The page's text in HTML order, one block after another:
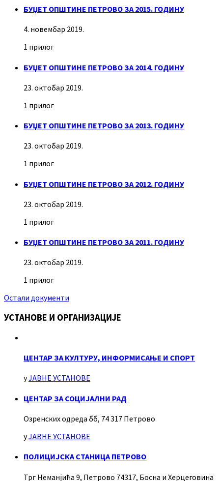
БУЏЕТ ОПШТИНЕ ПЕТРОВО ЗА 2015. ГОДИНУ
4. новембар 2019.
1 прилог
БУЏЕТ ОПШТИНЕ ПЕТРОВО ЗА 2014. ГОДИНУ
23. октобар 2019.
1 прилог
БУЏЕТ ОПШТИНЕ ПЕТРОВО ЗА 2013. ГОДИНУ
23. октобар 2019.
1 прилог
БУЏЕТ ОПШТИНЕ ПЕТРОВО ЗА 2012. ГОДИНУ
23. октобар 2019.
1 прилог
БУЏЕТ ОПШТИНЕ ПЕТРОВО ЗА 2011. ГОДИНУ
23. октобар 2019.
1 прилог
Остали документи
УСТАНОВЕ И ОРГАНИЗАЦИЈЕ
ЦЕНТАР ЗА КУЛТУРУ, ИНФОРМИСАЊЕ И СПОРТ
уЈАВНЕ УСТАНОВЕ
ЦЕНТАР ЗА СОЦИЈАЛНИ РАД
Озренских одреда бб, 74 317 Петрово
уЈАВНЕ УСТАНОВЕ
ПОЛИЦИЈСКА СТАНИЦА ПЕТРОВО
Трг Неманјића 9, Петрово 74317, Босна и Херцеговина